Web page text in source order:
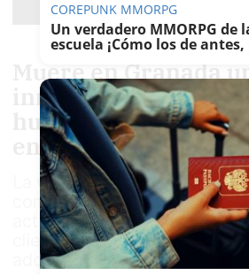
Muere en Granada
inmobiliaria tras
hueco de la
enseñaba una casa
La víctima se dedicaba
compraventa de viviendas en
actividad que desarrollaba
clientes extranjeros
adquisición de propiedades
COREPUNK MMORPG
Un verdadero MMORPG de
escuela ¡Cómo los de